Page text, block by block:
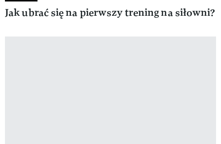
Jak ubrać się na pierwszy trening na siłowni?